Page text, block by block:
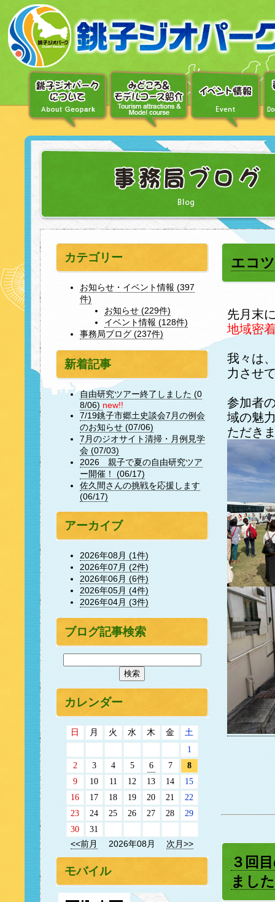
ュ
ー
エコ
先月末
地域密
我々は
力させ
参加者
域の魅
ただき
３回
ました
カテゴリー
お知らせ・イベント情報 (397
件)
お知らせ (229件)
イベント情報 (128件)
事務局ブログ (237件)
新着記事
自由研究ツアー終了しました (0
8/06) new!!
7/19銚子市郷土史談会7月の例会
のお知らせ (07/06)
7月のジオサイト清掃・月例見学
会 (07/03)
2026 親子で夏の自由研究ツア
ー開催！ (06/17)
佐久間さんの挑戦を応援します
(06/17)
アーカイブ
2026年08月 (1件)
2026年07月 (2件)
2026年06月 (6件)
2026年05月 (4件)
2026年04月 (3件)
ブログ記事検索
カレンダー
日 月 火 水 木 金
土
1
2
3 4 5 6 7
8
9
10 11 12 13 14
15
16
17 18 19 20 21
22
23
24 25 26 27 28
29
30
31
<<前月
2026年08月 次月>>
モバイル